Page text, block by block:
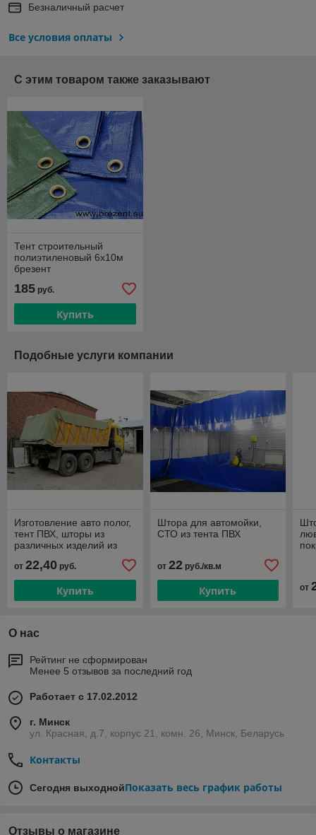
Безналичный расчет
Все условия оплаты
С этим товаром также заказывают
Тент строительный
полиэтиленовый 6х10м
брезент
185 руб.
Купить
Подобные услуги компании
Изготовление авто полог,
тент ПВХ, шторы из
различных изделий из
технических тканей.
от 22,40 руб.
Купить
Штора для автомойки,
СТО из тента ПВХ
от 22руб./кв.м
Купить от
О нас
Рейтинг не сформирован
Менее 5 отзывов за последний год
Работает с 17.02.2012
г. Минск
ул. Красная, д.7, корпус 21, комн. 26, Минск, Беларусь
Контакты
Сегодня выходнойПоказать весь график работы
Отзывы о магазине